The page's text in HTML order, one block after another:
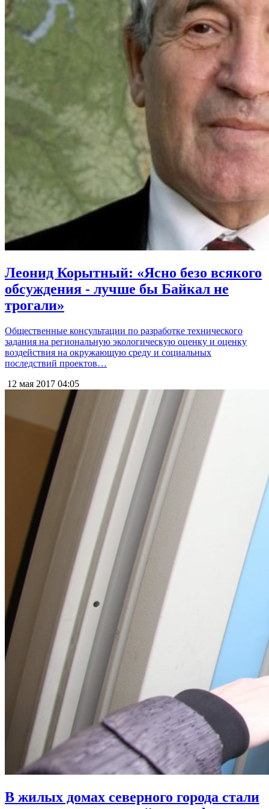
Леонид Корытный: «Ясно безо всякого
обсуждения - лучше бы Байкал не
трогали»
Общественные консультации по разработке технического
задания на региональную экологическую оценку и оценку
воздействия на окружающую среду и социальных
последствий проектов…
12 мая 2017 04:05
В жилых домах северного города стали